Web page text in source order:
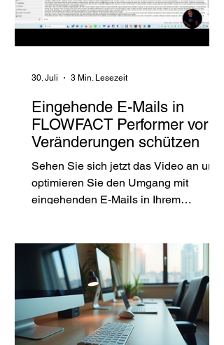
DSGVO-Modul ins Spiel. Ich zeige dir,
wie diese Lösung dir hilft, die
Eingehende E-Mails in
FLOWFACT Performer vor
Veränderungen schützen
Sehen Sie sich jetzt das Video an und
optimieren Sie den Umgang mit
eingehenden E-Mails in Ihrem
mit unveränderten Informationen E-
Mails gehören in
Immobilienunternehmen zu den
wichtigsten Kommunikationskanälen.
Interessentenanfragen,
Terminabsprachen,
30. Juli 3 Min. Lesezeit